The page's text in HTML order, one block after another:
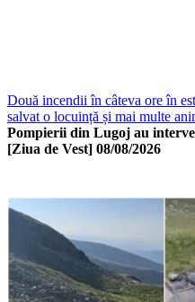
Două incendii în câteva ore în
salvat o locuință și mai multe
Pompierii din Lugoj au
[Ziua de Vest] 08/08/2026